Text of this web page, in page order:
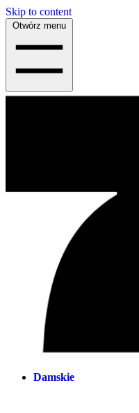
Skip to content
Otwórz menu
Damskie